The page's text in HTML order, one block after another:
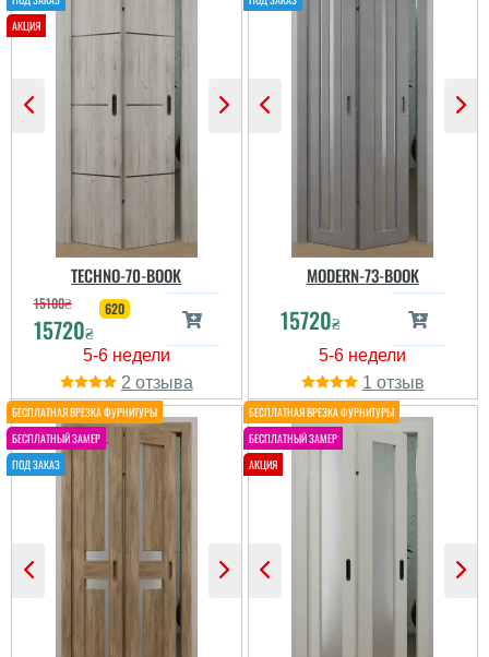
Моя искренняя
рекомендация!...
читати всі відгуки
подобаються, колір
відповідає кольору на
читати всі відгуки
Дуже стильно
виглядають двері,
мінімальний узор та
Наташа
дверима задоволені,
шукали саме двері-
книгу. Якість на
високому рівні - все
чітко, рівно. Ціна як на
мене трохи завелика....
TECHNO-70-BOOK
15100₴
15720₴
620
2
MODERN-73-BOOK
15720₴
1